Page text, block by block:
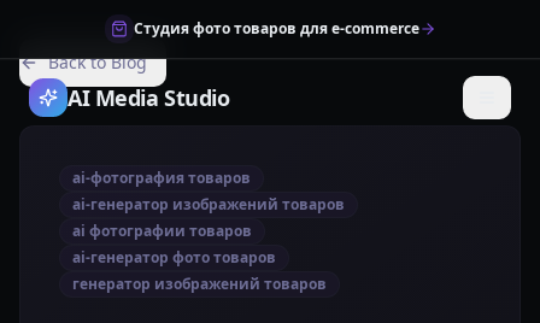
Студия фото товаров для e-commerce
AI Media Studio
Back to Blog
ai‑фотография товаров
ai‑генератор изображений товаров
ai фотографии товаров
ai‑генератор фото товаров
генератор изображений товаров